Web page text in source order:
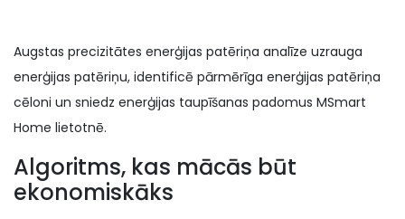
Augstas precizitātes enerģijas patēriņa analīze uzrauga
enerģijas patēriņu, identificē pārmērīga enerģijas patēriņa
cēloni un sniedz enerģijas taupīšanas padomus MSmart
Home lietotnē.
Algoritms, kas mācās būt
ekonomiskāks